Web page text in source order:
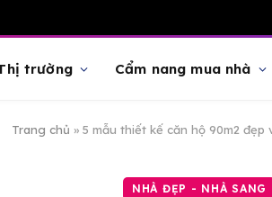
trường Cẩm nang mua nhà
Trang chủ » 5 mẫu thiết kế căn hộ 90m2 đẹp
NHÀ ĐẸP - NHÀ SANG